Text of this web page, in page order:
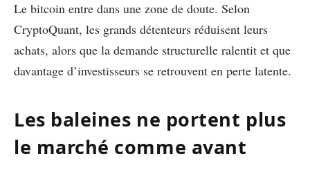
Le bitcoin entre dans une zone de doute. Selon
CryptoQuant, les grands détenteurs réduisent leurs
achats, alors que la demande structurelle ralentit et que
davantage d’investisseurs se retrouvent en perte latente.
Les baleines ne portent plus
le marché comme avant